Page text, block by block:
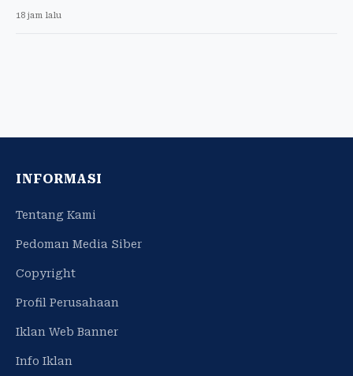
18 jam lalu
INFORMASI
Tentang Kami
Pedoman Media Siber
Copyright
Profil Perusahaan
Iklan Web Banner
Info Iklan